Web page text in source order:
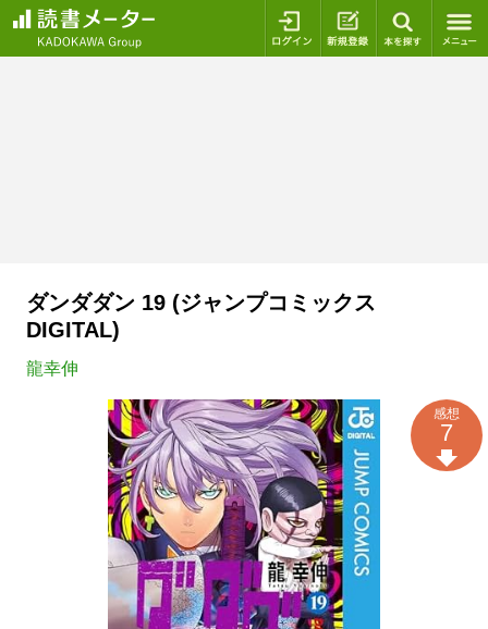
ログイン 新規登録
ダンダダン 19 (ジャンプコミックス
DIGITAL)
龍幸伸
感想
7